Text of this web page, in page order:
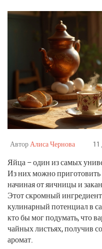
АвторАлиса Чернова 11
Яйца – один из самых
Из них можно
начиная от яичницы и
Этот скромный
кулинарный потенциал в
кто бы мог подумать, что
чайных листьях, получив
аромат.